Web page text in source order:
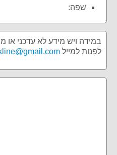
שפה:
במידה ויש מידע לא עדכני או
לפנות למייל